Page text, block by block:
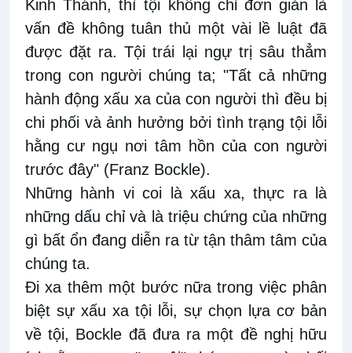
Kinh Thánh, thì tội không chỉ đơn giản là
vấn đề không tuân thủ một vài lề luật đã
được đặt ra. Tội trái lại ngự trị sâu thẳm
trong con người chúng ta; "Tất cả những
hành động xấu xa của con người thì đều bị
chi phối và ảnh hưởng bởi tình trạng tội lỗi
hằng cư ngụ nơi tâm hồn của con người
trước đây" (Franz Bockle).
Những hành vi coi là xấu xa, thực ra là
những dấu chỉ và là triệu chứng của những
gì bất ổn đang diễn ra từ tận thâm tâm của
chúng ta.
Đi xa thêm một bước nữa trong việc phân
biệt sự xấu xa tội lỗi, sự chọn lựa cơ bản
về tội, Bockle đã đưa ra một đề nghị hữu